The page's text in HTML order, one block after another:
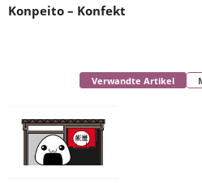
Konpeito – Konfekt
Verwandte Artikel